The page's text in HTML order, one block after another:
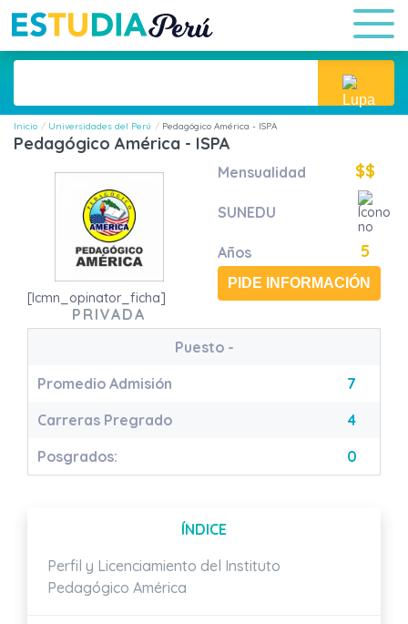
Inicio Universidades del Perú Pedagógico América - ISPA
Pedagógico América - ISPA
[lcmn_opinator_ficha]
PRIVADA
Mensualidad $$
SUNEDU
Años 5
PIDE INFORMACIÓN
Puesto -
Promedio Admisión
7
Carreras Pregrado
4
Posgrados:
0
ÍNDICE
Perfil y Licenciamiento del Instituto
Pedagógico América